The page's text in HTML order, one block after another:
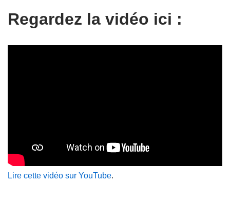
Regardez la vidéo ici :
Lire cette vidéo sur YouTube.